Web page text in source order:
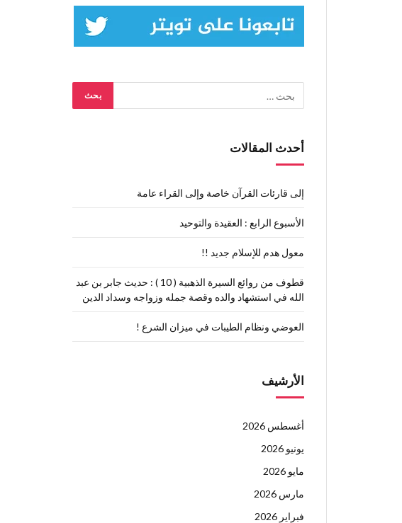
أحدث المقالات
إلى قارئات القرآن خاصة وإلى القراء عامة
الأسبوع الرابع : العقيدة والتوحيد
معول هدم للإسلام جديد !!
قطوف من روائع السيرة الذهبية ( 10 ) : حديث جابر بن عبد
الله في استشهاد والده وقصة جمله وزواجه وسداد الدين
العوضي ونظام الطيبات في ميزان الشرع !
الأرشيف
أغسطس 2026
يونيو 2026
مايو 2026
مارس 2026
فبراير 2026